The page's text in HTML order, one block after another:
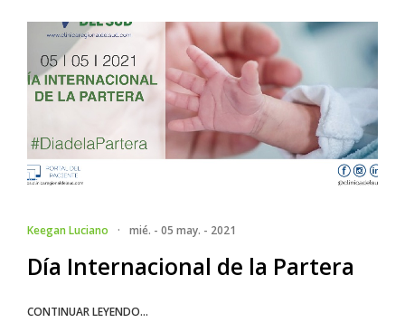
Keegan Luciano · mié. - 05 may. - 2021
Día Internacional de la Partera
CONTINUAR LEYENDO...